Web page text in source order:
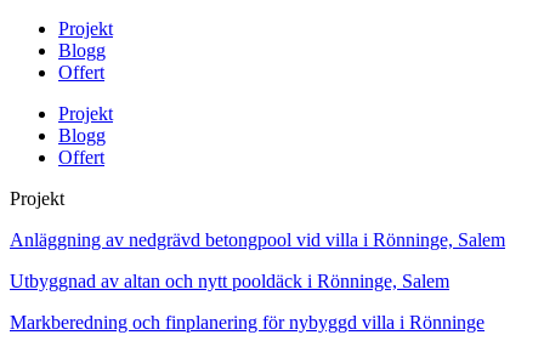
Projekt
Blogg
Offert
Projekt
Blogg
Offert
Projekt
Anläggning av nedgrävd betongpool vid villa i Rönninge, Salem
Utbyggnad av altan och nytt pooldäck i Rönninge, Salem
Markberedning och finplanering för nybyggd villa i Rönninge